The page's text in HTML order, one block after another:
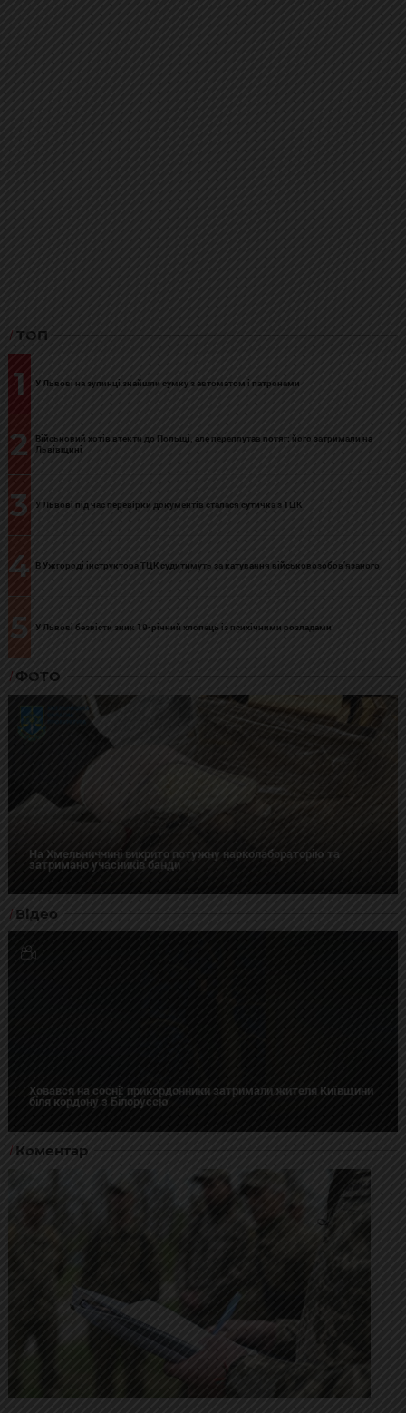
ТОП
1 У Львові на зупинці знайшли сумку з автоматом і патронами
2
Військовий хотів втекти до Польщі, але переплутав потяг: його затримали на
Львівщині
3 У Львові під час перевірки документів сталася сутичка з ТЦК
4 В Ужгороді інструктора ТЦК судитимуть за катування військовозобов’язаного
5 У Львові безвісти зник 19-річний хлопець із психічними розладами
ФОТО
На Хмельниччині викрито потужну нарколабораторію та
затримано учасників банди
Відео
Ховався на сосні: прикордонники затримали жителя Київщини
біля кордону з Білоруссю
Коментар